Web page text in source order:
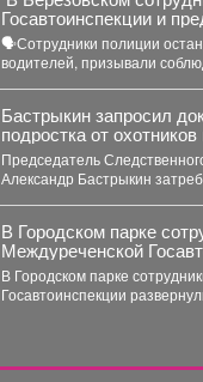
Госавтоинспекции и
РЖД провели
🗣Сотрудники полиции
водителей, призывали
Бастрыкин запросил
подростка от
Председатель
Александр Бастрыкин
В Городском парке
Междуреченской
развернули
профилактические
В Городском парке
Госавтоинспекции